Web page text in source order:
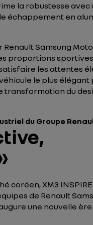
la robustesse avec
échappement en
Samsung
proportions sportives
les attentes
le plus élégant
transformation du
du Groupe
coréen, XM3
de Renault
une nouvelle